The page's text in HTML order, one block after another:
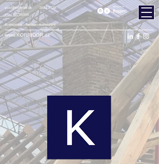
post@korridor.dk 2623 2338
cvr.: 42738999
www.KORRIDOR.dk
Entrepriser - Tømrer - Konsulent